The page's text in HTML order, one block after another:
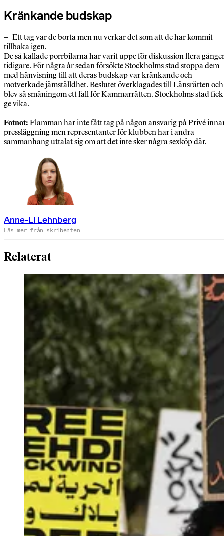
Kränkande budskap
– Ett tag var de borta men nu verkar det som att de har kommit
tillbaka igen.
De så kallade porrbilarna har varit uppe för diskussion flera
tidigare. För några år sedan försökte Stockholms stad stoppa dem
med hänvisning till att deras budskap var kränkande och
motverkade jämställdhet. Beslutet överklagades till Länsrätten och
blev så småningom ett fall för Kammarrätten. Stockholms stad fick
ge vika.
Fotnot: Flamman har inte fått tag på någon ansvarig på Privé
pressläggning men representanter för klubben har i andra
sammanhang uttalat sig om att det inte sker några sexköp där.
Anne-Li Lehnberg
Läs mer från skribenten
Relaterat